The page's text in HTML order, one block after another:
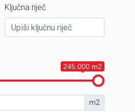
Ključna riječ
245.000 m2
m2